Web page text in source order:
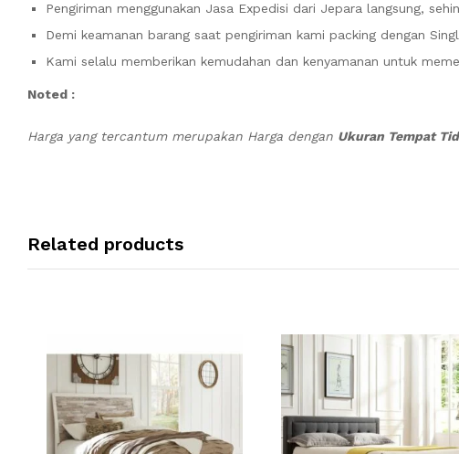
Pengiriman menggunakan Jasa Expedisi dari Jepara langsung,
Demi keamanan barang saat pengiriman kami packing dengan
Kami selalu memberikan kemudahan dan kenyamanan untuk
Noted :
Harga yang tercantum merupakan Harga dengan Ukuran Tempat
Related products